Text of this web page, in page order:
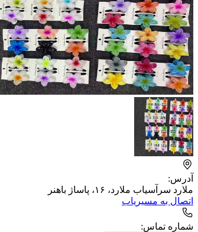
آدرس:
ملارد سرآسیاب ملارد، ۱۶، ​پاساژ باهنر
اتصال به مسیریاب
شماره تماس: